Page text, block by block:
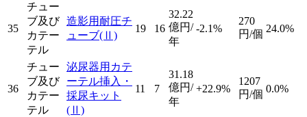
35
チュー
ブ及び
カテー
テル
造影用耐圧チ
ューブ(Ⅱ)
19 16
32.22
億円/
年
-2.1%
270
円/個 24.0%
36
チュー
ブ及び
カテー
テル
泌尿器用カテ
ーテル挿入・
採尿キット
(Ⅱ)
11 7
31.18
億円/
年
+22.9%
1207
円/個 0.0%